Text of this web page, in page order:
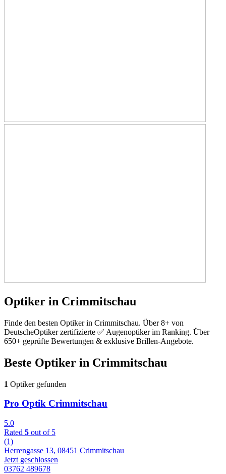
Optiker in Crimmitschau
Finde den besten Optiker in Crimmitschau. Über 8+ von
DeutscheOptiker zertifizierte ✅ Augenoptiker im Ranking. Über
650+ geprüfte Bewertungen & exklusive Brillen-Angebote.
Beste Optiker in Crimmitschau
1 Optiker gefunden
Pro Optik Crimmitschau
5.0
Rated 5 out of 5
(1)
Herrengasse 13, 08451 Crimmitschau
Jetzt geschlossen
03762 489678